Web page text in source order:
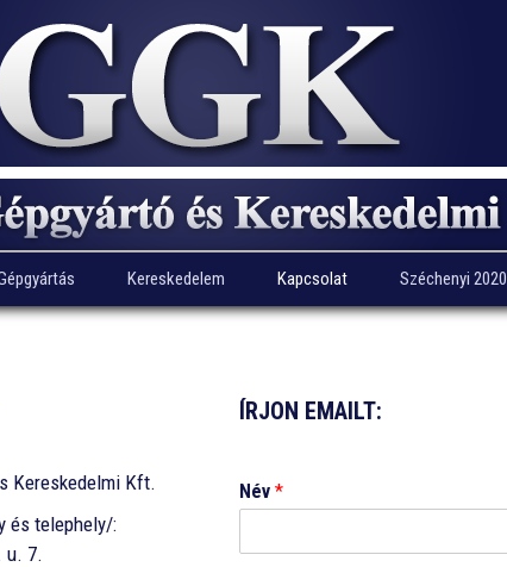
Skip
content
Kereskedelem Kapcsolat Széchenyi 2020
Kereskedelmi Kft.
és telephely/:
u. 7.
ÍRJON EMAILT:
Név *